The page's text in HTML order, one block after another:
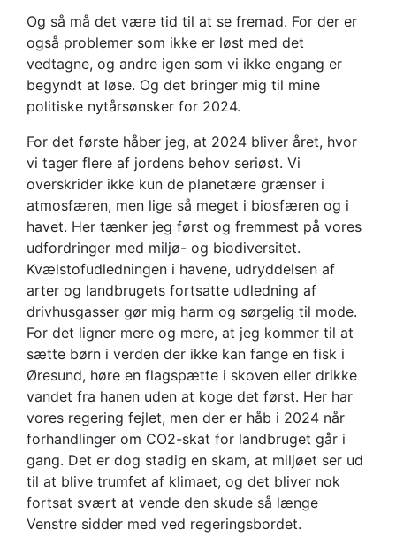
Og så må det være tid til at se fremad. For der er
også problemer som ikke er løst med det
vedtagne, og andre igen som vi ikke engang er
begyndt at løse. Og det bringer mig til mine
politiske nytårsønsker for 2024.
For det første håber jeg, at 2024 bliver året, hvor
vi tager flere af jordens behov seriøst. Vi
overskrider ikke kun de planetære grænser i
atmosfæren, men lige så meget i biosfæren og i
havet. Her tænker jeg først og fremmest på vores
udfordringer med miljø- og biodiversitet.
Kvælstofudledningen i havene, udryddelsen af
arter og landbrugets fortsatte udledning af
drivhusgasser gør mig harm og sørgelig til mode.
For det ligner mere og mere, at jeg kommer til at
sætte børn i verden der ikke kan fange en fisk i
Øresund, høre en flagspætte i skoven eller drikke
vandet fra hanen uden at koge det først. Her har
vores regering fejlet, men der er håb i 2024 når
forhandlinger om CO2-skat for landbruget går i
gang. Det er dog stadig en skam, at miljøet ser ud
til at blive trumfet af klimaet, og det bliver nok
fortsat svært at vende den skude så længe
Venstre sidder med ved regeringsbordet.